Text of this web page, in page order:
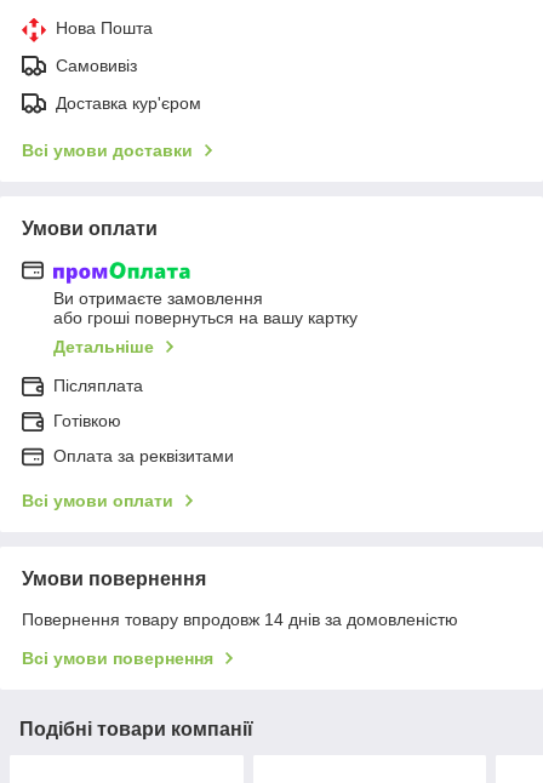
Нова Пошта
Самовивіз
Доставка кур'єром
Всі умови доставки
Умови оплати
Ви отримаєте замовлення
або гроші повернуться на вашу картку
Детальніше
Післяплата
Готівкою
Оплата за реквізитами
Всі умови оплати
Умови повернення
Повернення товару впродовж 14 днів за домовленістю
Всі умови повернення
Подібні товари компанії